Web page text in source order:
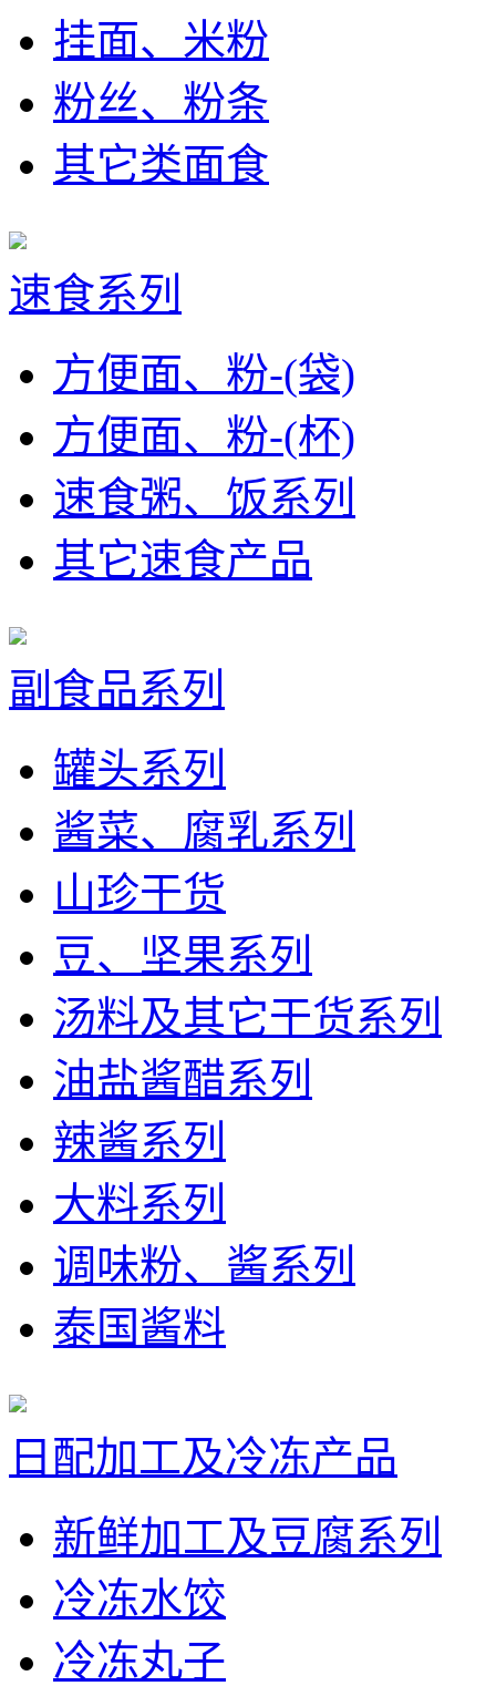
挂面、米粉
粉丝、粉条
其它类面食
速食系列
方便面、粉-(袋)
方便面、粉-(杯)
速食粥、饭系列
其它速食产品
副食品系列
罐头系列
酱菜、腐乳系列
山珍干货
豆、坚果系列
汤料及其它干货系列
油盐酱醋系列
辣酱系列
大料系列
调味粉、酱系列
泰国酱料
日配加工及冷冻产品
新鲜加工及豆腐系列
冷冻水饺
冷冻丸子